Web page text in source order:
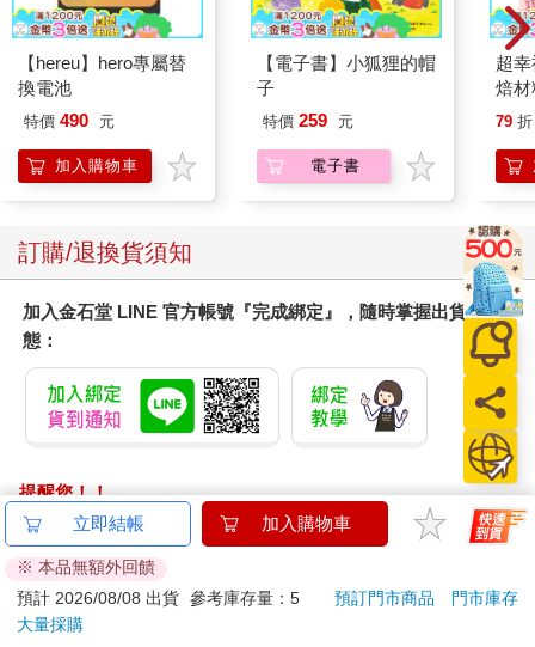
【hereu】hero專屬替
換電池
特價 490 元
加入購物車
【電子書】小狐狸的帽
子
特價 259 元
電子書
超
焙
愛
79 折
訂購/退換貨須知
加入金石堂 LINE 官方帳號『完成綁定』，隨時掌握出貨動
態：
提醒您！！
金石堂及銀行均不會請您操作ATM! 如接獲電話要求您前往
ATM提款機，請不要聽從指示，以免受騙上當！
退換貨須知：
**提醒您，鑑賞期不等於試用期，退回商品須為全新狀態**
立即結帳 加入購物車
※ 本品無額外回饋
預計 2026/08/08 出貨 參考庫存量：5 預訂門市商品
門市庫存
大量採購